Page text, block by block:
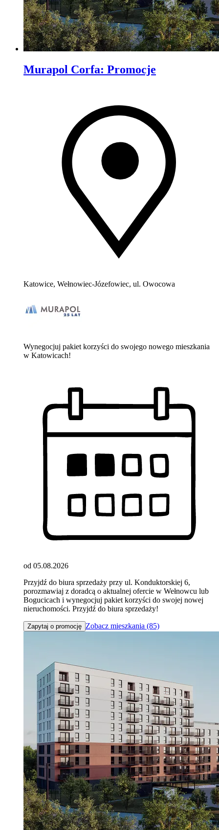
Murapol Corfa: Promocje
Katowice, Wełnowiec-Józefowiec, ul. Owocowa
Wynegocjuj pakiet korzyści do swojego nowego mieszkania
w Katowicach!
od 05.08.2026
Przyjdź do biura sprzedaży przy ul. Konduktorskiej 6,
porozmawiaj z doradcą o aktualnej ofercie w Wełnowcu lub
Bogucicach i wynegocjuj pakiet korzyści do swojej nowej
nieruchomości. Przyjdź do biura sprzedaży!
Zapytaj o promocję Zobacz mieszkania (85)